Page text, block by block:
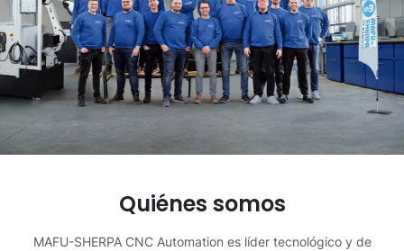
Quiénes somos
MAFU-SHERPA CNC Automation es líder tecnológico y de